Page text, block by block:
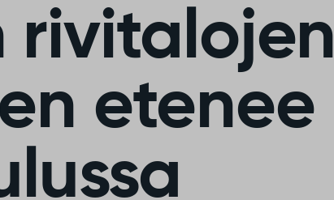
rivitalojen
etenee